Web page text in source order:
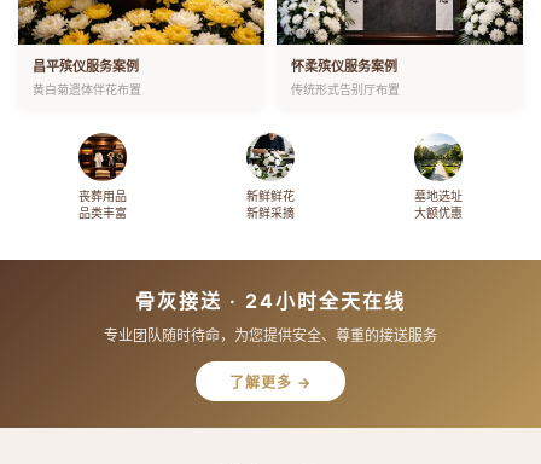
昌平殡仪服务案例
黄白菊遗体伴花布置
怀柔殡仪服务案例
传统形式告别厅布置
丧葬用品
品类丰富
新鲜鲜花
新鲜采摘
墓地选址
大额优惠
骨灰接送 · 24小时全天在线
专业团队随时待命，为您提供安全、尊重的接送服务
了解更多 →